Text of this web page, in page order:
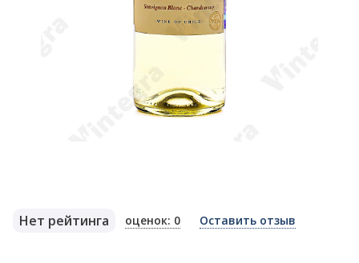
Нет рейтинга оценок: 0 Оставить отзыв